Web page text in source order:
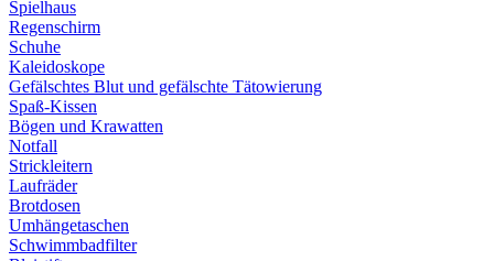
Spielhaus
Regenschirm
Schuhe
Kaleidoskope
Gefälschtes Blut und gefälschte Tätowierung
Spaß-Kissen
Bögen und Krawatten
Notfall
Strickleitern
Laufräder
Brotdosen
Umhängetaschen
Schwimmbadfilter